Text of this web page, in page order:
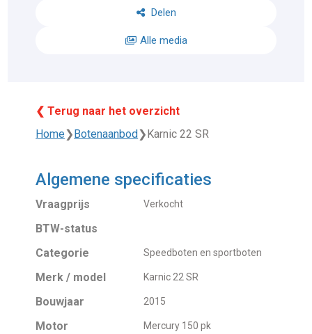
Delen
Alle media
❮ Terug naar het overzicht
Home❯ Botenaanbod ❯ Karnic 22 SR
Algemene specificaties
Vraagprijs Verkocht
BTW-status
Categorie
Speedboten en sportboten
Merk / model Karnic 22 SR
Bouwjaar 2015
Motor Mercury 150 pk